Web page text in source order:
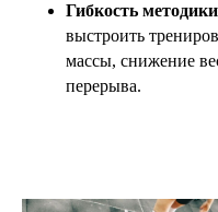
Гибкость
выстроить
массы, снижение
перерыва.